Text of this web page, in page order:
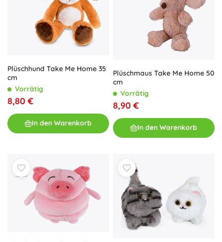
Plüschhund Take Me Home 35
cm
Vorrätig
8,80 €
In den Warenkorb
Plüschmaus Take Me Home 50
cm
Vorrätig
8,90 €
In den Warenkorb